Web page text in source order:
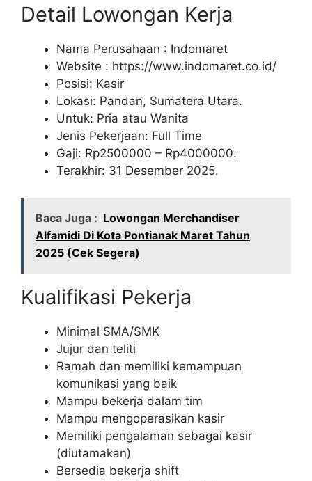
Detail Lowongan Kerja
Nama Perusahaan : Indomaret
Website : https://www.indomaret.co.id/
Posisi: Kasir
Lokasi: Pandan, Sumatera Utara.
Untuk: Pria atau Wanita
Jenis Pekerjaan: Full Time
Gaji: Rp2500000 – Rp4000000.
Terakhir: 31 Desember 2025.
Baca Juga : Lowongan Merchandiser
Alfamidi Di Kota Pontianak Maret Tahun
2025 (Cek Segera)
Kualifikasi Pekerja
Minimal SMA/SMK
Jujur dan teliti
Ramah dan memiliki kemampuan
komunikasi yang baik
Mampu bekerja dalam tim
Mampu mengoperasikan kasir
Memiliki pengalaman sebagai kasir
(diutamakan)
Bersedia bekerja shift